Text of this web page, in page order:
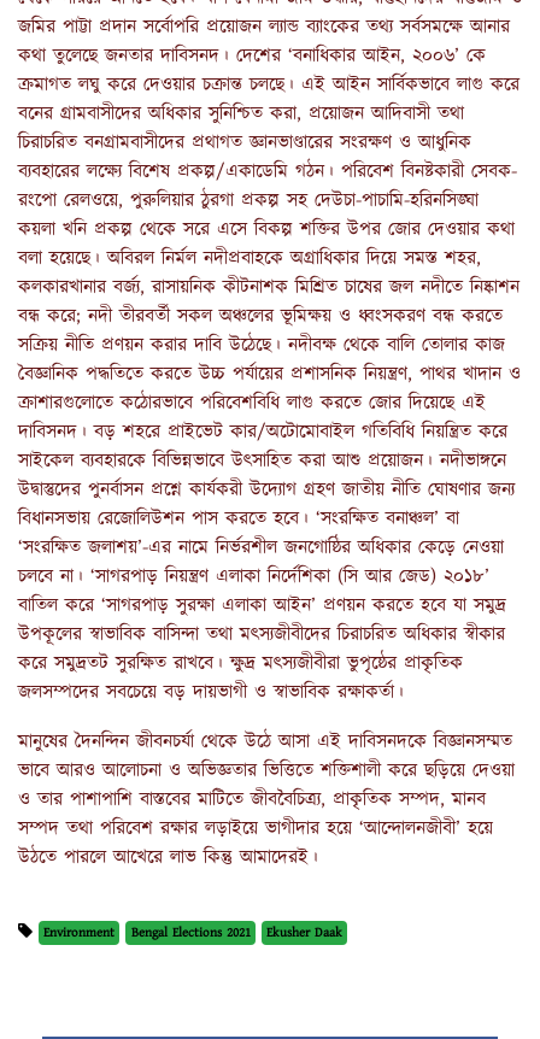
জমির পাট্টা প্রদান সর্বোপরি প্রয়োজন ল্যান্ড ব্যাংকের তথ্য সর্বসমক্ষে আনার
কথা তুলেছে জনতার দাবিসনদ। দেশের ‘বনাধিকার আইন, ২০০৬’ কে
ক্রমাগত লঘু করে দেওয়ার চক্রান্ত চলছে। এই আইন সার্বিকভাবে লাগু করে
বনের গ্রামবাসীদের অধিকার সুনিশ্চিত করা, প্রয়োজন আদিবাসী তথা
চিরাচরিত বনগ্রামবাসীদের প্রথাগত জ্ঞানভাণ্ডারের সংরক্ষণ ও আধুনিক
ব্যবহারের লক্ষ্যে বিশেষ প্রকল্প/একাডেমি গঠন। পরিবেশ বিনষ্টকারী সেবক-
রংপো রেলওয়ে, পুরুলিয়ার ঠুরগা প্রকল্প সহ দেউচা-পাচামি-হরিনসিঙ্ঘা
কয়লা খনি প্রকল্প থেকে সরে এসে বিকল্প শক্তির উপর জোর দেওয়ার কথা
বলা হয়েছে। অবিরল নির্মল নদীপ্রবাহকে অগ্রাধিকার দিয়ে সমস্ত শহর,
কলকারখানার বর্জ্য, রাসায়নিক কীটনাশক মিশ্রিত চাষের জল নদীতে নিষ্কাশন
বন্ধ করে; নদী তীরবর্তী সকল অঞ্চলের ভূমিক্ষয় ও ধ্বংসকরণ বন্ধ করতে
সক্রিয় নীতি প্রণয়ন করার দাবি উঠেছে। নদীবক্ষ থেকে বালি তোলার কাজ
বৈজ্ঞানিক পদ্ধতিতে করতে উচ্চ পর্যায়ের প্রশাসনিক নিয়ন্ত্রণ, পাথর খাদান ও
ক্রাশারগুলোতে কঠোরভাবে পরিবেশবিধি লাগু করতে জোর দিয়েছে এই
দাবিসনদ। বড় শহরে প্রাইভেট কার/অটোমোবাইল গতিবিধি নিয়ন্ত্রিত করে
সাইকেল ব্যবহারকে বিভিন্নভাবে উৎসাহিত করা আশু প্রয়োজন। নদীভাঙ্গনে
উদ্বাস্তুদের পুনর্বাসন প্রশ্নে কার্যকরী উদ্যোগ গ্রহণ জাতীয় নীতি ঘোষণার জন্য
বিধানসভায় রেজোলিউশন পাস করতে হবে। ‘সংরক্ষিত বনাঞ্চল’ বা
‘সংরক্ষিত জলাশয়’-এর নামে নির্ভরশীল জনগোষ্ঠির অধিকার কেড়ে নেওয়া
চলবে না। ‘সাগরপাড় নিয়ন্ত্রণ এলাকা নির্দেশিকা (সি আর জেড) ২০১৮’
বাতিল করে ‘সাগরপাড় সুরক্ষা এলাকা আইন’ প্রণয়ন করতে হবে যা সমুদ্র
উপকূলের স্বাভাবিক বাসিন্দা তথা মৎস্যজীবীদের চিরাচরিত অধিকার স্বীকার
করে সমুদ্রতট সুরক্ষিত রাখবে। ক্ষুদ্র মৎস্যজীবীরা ভুপৃষ্ঠের প্রাকৃতিক
জলসম্পদের সবচেয়ে বড় দায়ভাগী ও স্বাভাবিক রক্ষাকর্তা।
মানুষের দৈনন্দিন জীবনচর্যা থেকে উঠে আসা এই দাবিসনদকে বিজ্ঞানসম্মত
ভাবে আরও আলোচনা ও অভিজ্ঞতার ভিত্তিতে শক্তিশালী করে ছড়িয়ে দেওয়া
ও তার পাশাপাশি বাস্তবের মাটিতে জীববৈচিত্র্য, প্রাকৃতিক সম্পদ, মানব
সম্পদ তথা পরিবেশ রক্ষার লড়াইয়ে ভাগীদার হয়ে ‘আন্দোলনজীবী’ হয়ে
উঠতে পারলে আখেরে লাভ কিন্তু আমাদেরই।
Environment Bengal Elections 2021 Ekusher Daak